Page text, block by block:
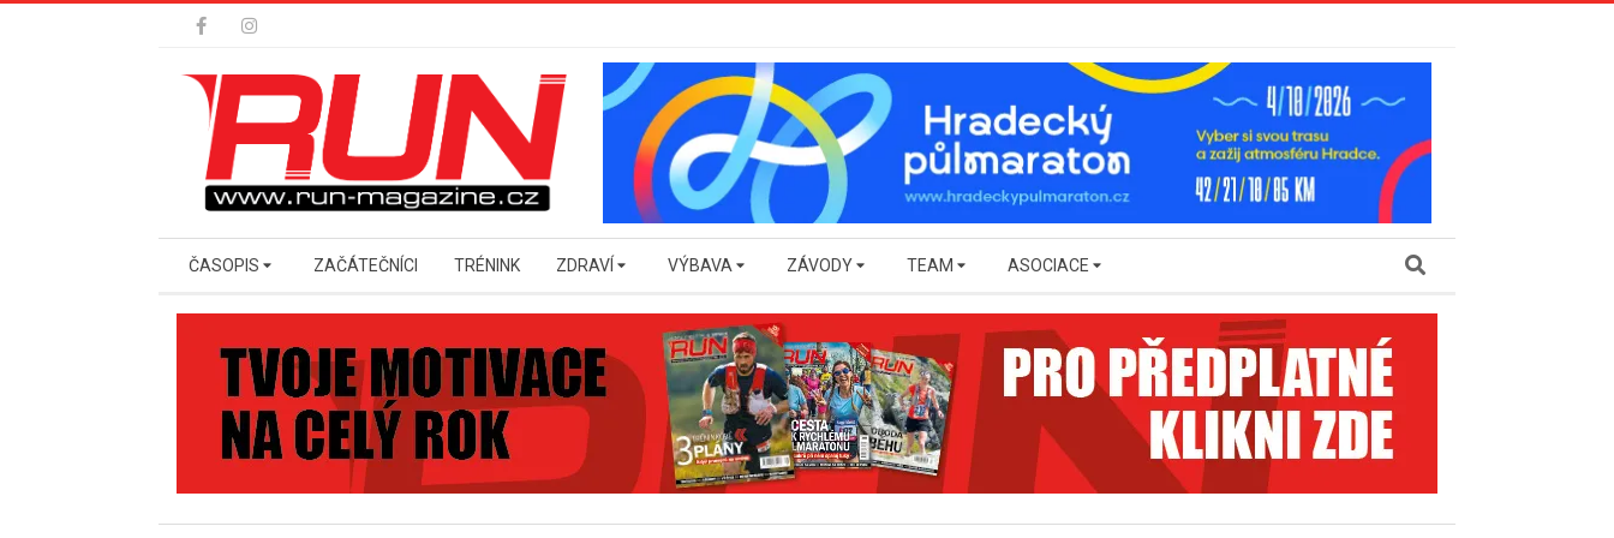
Secondary
Menu
ČASOPIS ZAČÁTEČNÍCI TRÉNINK ZDRAVÍ VÝBAVA ZÁVODY TEAM ASOCIACE Search